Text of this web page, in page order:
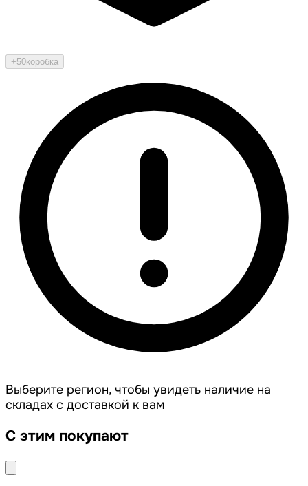
+50коробка
Выберите регион, чтобы увидеть наличие на
складах с доставкой к вам
С этим покупают